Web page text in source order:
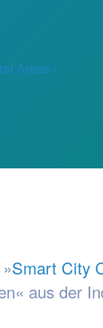
Areas /
Smart City
aus der